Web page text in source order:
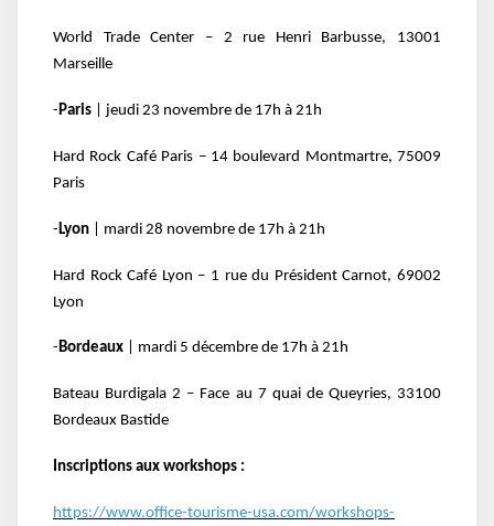
World Trade Center – 2 rue Henri Barbusse, 13001
Marseille
- Paris | jeudi 23 novembre de 17h à 21h
Hard Rock Café Paris – 14 boulevard Montmartre, 75009
Paris
- Lyon | mardi 28 novembre de 17h à 21h
Hard Rock Café Lyon – 1 rue du Président Carnot, 69002
Lyon
-Bordeaux | mardi 5 décembre de 17h à 21h
Bateau Burdigala 2 – Face au 7 quai de Queyries, 33100
Bordeaux Bastide
Inscriptions aux workshops :
https://www.office-tourisme-usa.com/workshops-